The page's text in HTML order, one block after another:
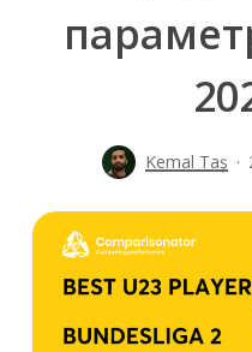
Kemal Taş